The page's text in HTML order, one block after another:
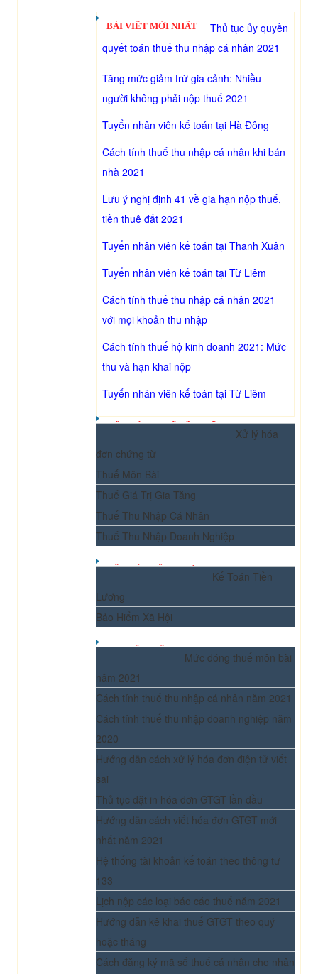
BÀI VIẾT MỚI NHẤT
Thủ tục ủy quyền
quyết toán thuế thu nhập cá nhân 2021
Tăng mức giảm trừ gia cảnh: Nhiều
người không phải nộp thuế 2021
Tuyển nhân viên kế toán tại Hà Đông
Cách tính thuế thu nhập cá nhân khi bán
nhà 2021
Lưu ý nghị định 41 về gia hạn nộp thuế,
tiền thuê đất 2021
Tuyển nhân viên kế toán tại Thanh Xuân
Tuyển nhân viên kế toán tại Từ Liêm
Cách tính thuế thu nhập cá nhân 2021
với mọi khoản thu nhập
Cách tính thuế hộ kinh doanh 2021: Mức
thu và hạn khai nộp
Tuyển nhân viên kế toán tại Từ Liêm
KẾ TOÁN THUẾ CẦN BIẾT
Xử lý hóa
đơn chứng từ
Thuế Môn Bài
Thuế Giá Trị Gia Tăng
Thuế Thu Nhập Cá Nhân
Thuế Thu Nhập Doanh Nghiệp
KẾ TOÁN TỔNG HỢP
Kế Toán Tiền
Lương
Bảo Hiểm Xã Hội
BẠN NÊN BIẾT
Mức đóng thuế môn bài
năm 2021
Cách tính thuế thu nhập cá nhân năm 2021
Cách tính thuế thu nhập doanh nghiệp năm
2020
Hướng dẫn cách xử lý hóa đơn điện tử viết
sai
Thủ tục đặt in hóa đơn GTGT lần đầu
Hướng dẫn cách viết hóa đơn GTGT mới
nhất năm 2021
Hệ thống tài khoản kế toán theo thông tư
133
Lịch nộp các loại báo cáo thuế năm 2021
Hướng dẫn kê khai thuế GTGT theo quý
hoặc tháng
Cách đăng ký mã số thuế cá nhân cho nhân